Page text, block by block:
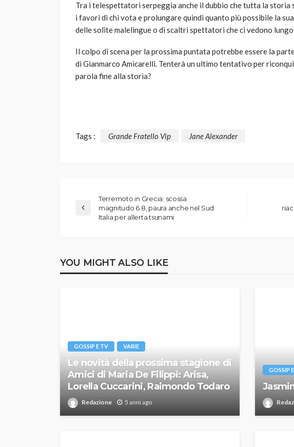
Tra i telespettatori serpeggia anche il dubbio che tutta la storia
i favori di chi vota e prolungare quindi quanto più possibile la
delle solite malelingue o di scaltri spettatori che ci vedono
Il colpo di scena per la prossima puntata potrebbe essere la
di Gianmarco Amicarelli. Tenterà un ultimo tentativo per
parola fine alla storia?
Tags : Grande Fratello Vip Jane Alexander
Terremoto in Grecia: scossa
magnitudo 6.8, paura anche nel Sud
Italia per allerta tsunami
YOU MIGHT ALSO LIKE
GOSSIP E TV VARIE
Le novità della prossima stagione di
Amici di Maria De Filippi: Arisa,
Lorella Cuccarini, Raimondo Todaro
Redazione 5 anni ago
GOSSIP